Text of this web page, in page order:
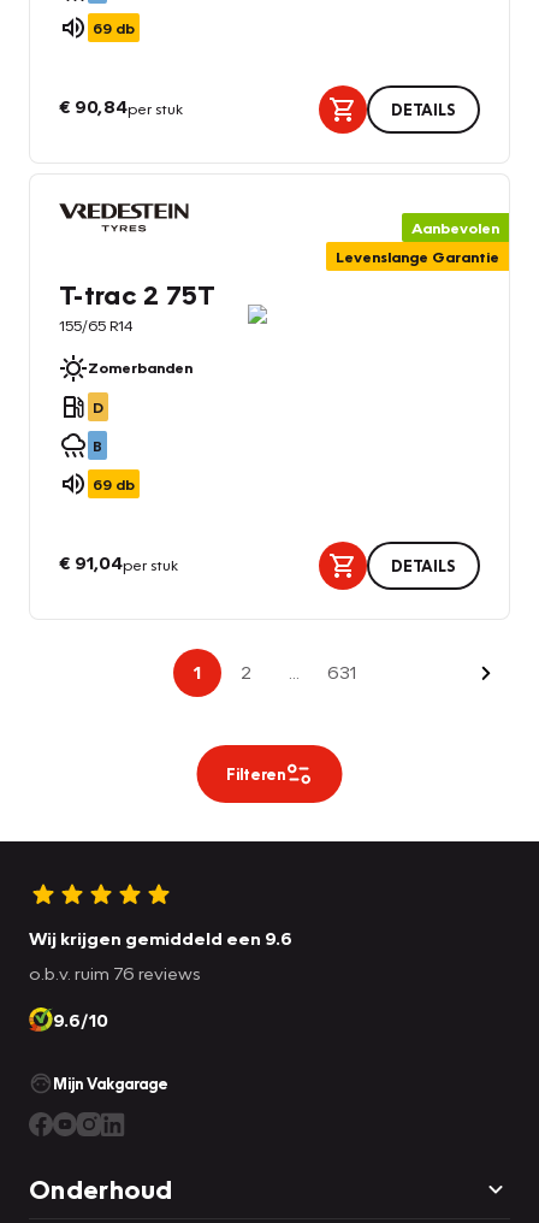
69 db
€ 90,84per stuk DETAILS
Aanbevolen
Levenslange Garantie
T-trac 2 75T
155/65 R14
Zomerbanden
D
B
69 db
€ 91,04per stuk DETAILS
1 2 631
Filteren
Wij krijgen gemiddeld een 9.6
o.b.v. ruim 76 reviews
9.6/10
Mijn Vakgarage
Onderhoud